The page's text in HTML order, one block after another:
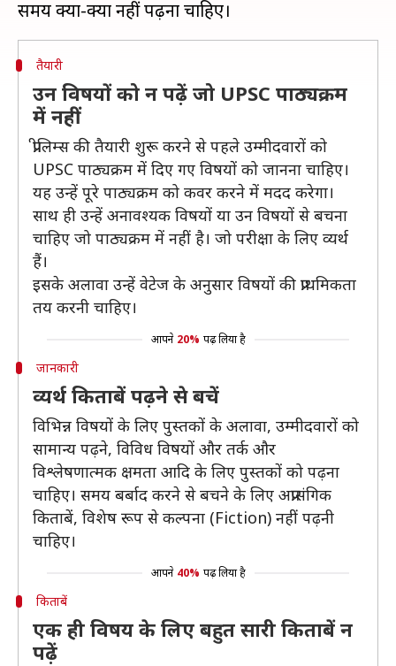
तैयारी
उन विषयों को न पढ़ें जो UPSC पाठ्यक्रम
में नहीं
प्रीलिम्स की तैयारी शुरू करने से पहले उम्मीदवारों को
UPSC पाठ्यक्रम में दिए गए विषयों को जानना चाहिए।
यह उन्हें पूरे पाठ्यक्रम को कवर करने में मदद करेगा।
साथ ही उन्हें अनावश्यक विषयों या उन विषयों से बचना
चाहिए जो पाठ्यक्रम में नहीं है। जो परीक्षा के लिए व्यर्थ
हैं।
इसके अलावा उन्हें वेटेज के अनुसार विषयों की प्राथमिकता
तय करनी चाहिए।
आपने 20% पढ़ लिया है
जानकारी
व्यर्थ किताबें पढ़ने से बचें
विभिन्न विषयों के लिए पुस्तकों के अलावा, उम्मीदवारों को
सामान्य पढ़ने, विविध विषयों और तर्क और
विश्लेषणात्मक क्षमता आदि के लिए पुस्तकों को पढ़ना
चाहिए। समय बर्बाद करने से बचने के लिए अप्रासंगिक
किताबें, विशेष रूप से कल्पना (Fiction) नहीं पढ़नी
चाहिए।
आपने 40% पढ़ लिया है
किताबें
एक ही विषय के लिए बहुत सारी किताबें न
पढ़ें